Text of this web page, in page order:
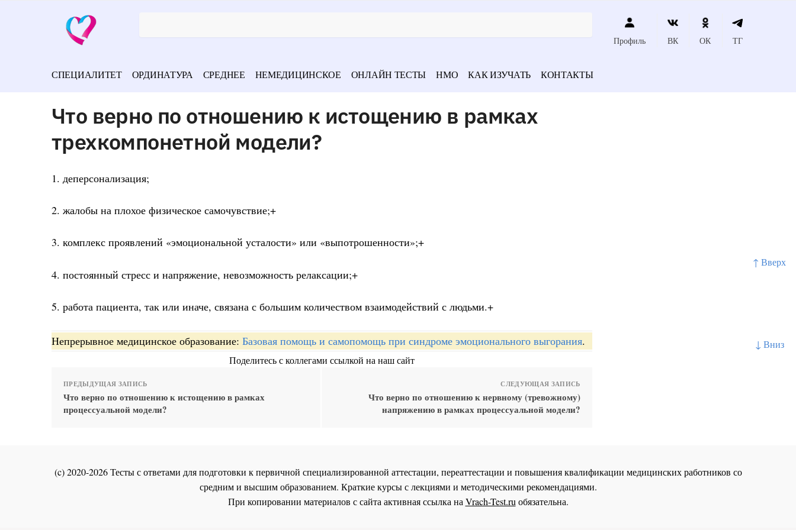
↑ Вверх
↓ Вниз
Профиль ВК ОК ТГ
СПЕЦИАЛИТЕТ ОРДИНАТУРА СРЕДНЕЕ НЕМЕДИЦИНСКОЕ ОНЛАЙН ТЕСТЫ НМО КАК ИЗУЧАТЬ КОНТАКТЫ
Что верно по отношению к истощению в рамках
трехкомпонетной модели?
1. деперсонализация;
2. жалобы на плохое физическое самочувствие;+
3. комплекс проявлений «эмоциональной усталости» или «выпотрошенности»;+
4. постоянный стресс и напряжение, невозможность релаксации;+
5. работа пациента, так или иначе, связана с большим количеством взаимодействий с людьми.+
Непрерывное медицинское образование: Базовая помощь и самопомощь при синдроме эмоционального выгорания.
Поделитесь с коллегами ссылкой на наш сайт
ПРЕДЫДУЩАЯ ЗАПИСЬ
Что верно по отношению к истощению в рамках
процессуальной модели?
СЛЕДУЮЩАЯ ЗАПИСЬ
Что верно по отношению к нервному (тревожному)
напряжению в рамках процессуальной модели?
(c) 2020-2026 Тесты с ответами для подготовки к первичной специализированной аттестации, переаттестации и повышения квалификации медицинских работников со
средним и высшим образованием. Краткие курсы с лекциями и методическими рекомендациями.
При копировании материалов с сайта активная ссылка на Vrach-Test.ru обязательна.